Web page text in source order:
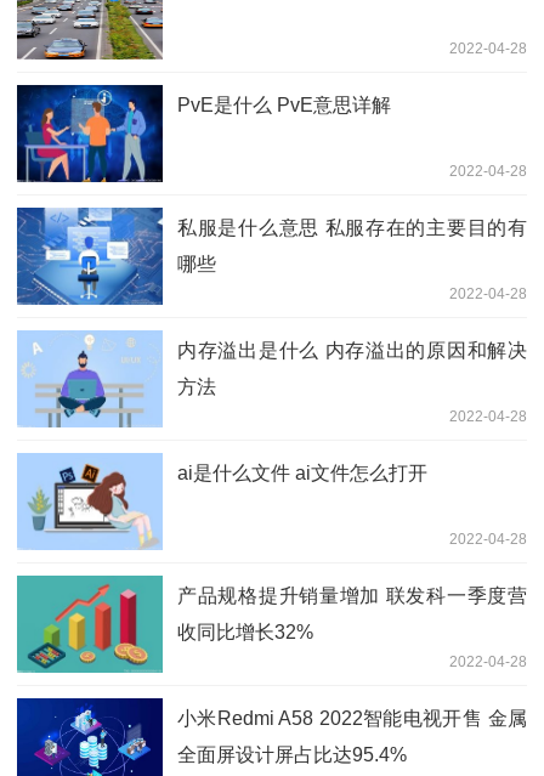
2022-04-28
PvE是什么 PvE意思详解
2022-04-28
私服是什么意思 私服存在的主要目的有
哪些
2022-04-28
内存溢出是什么 内存溢出的原因和解决
方法
2022-04-28
ai是什么文件 ai文件怎么打开
2022-04-28
产品规格提升销量增加 联发科一季度营
收同比增长32%
2022-04-28
小米Redmi A58 2022智能电视开售 金属
全面屏设计屏占比达95.4%